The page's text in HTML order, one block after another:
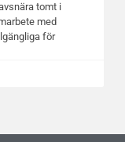
tomt i
med
för